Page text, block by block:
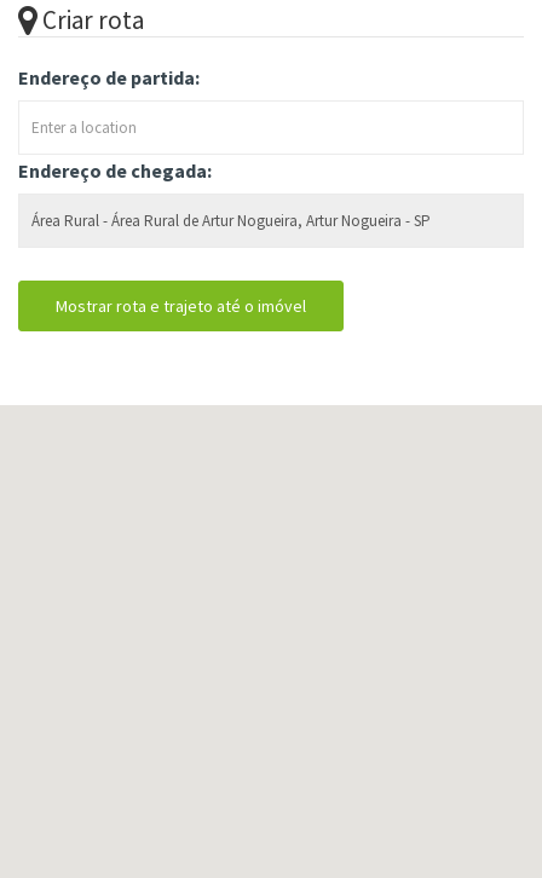
Criar rota
Endereço de partida:
Endereço de chegada: